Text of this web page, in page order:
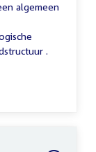
algemeen
.